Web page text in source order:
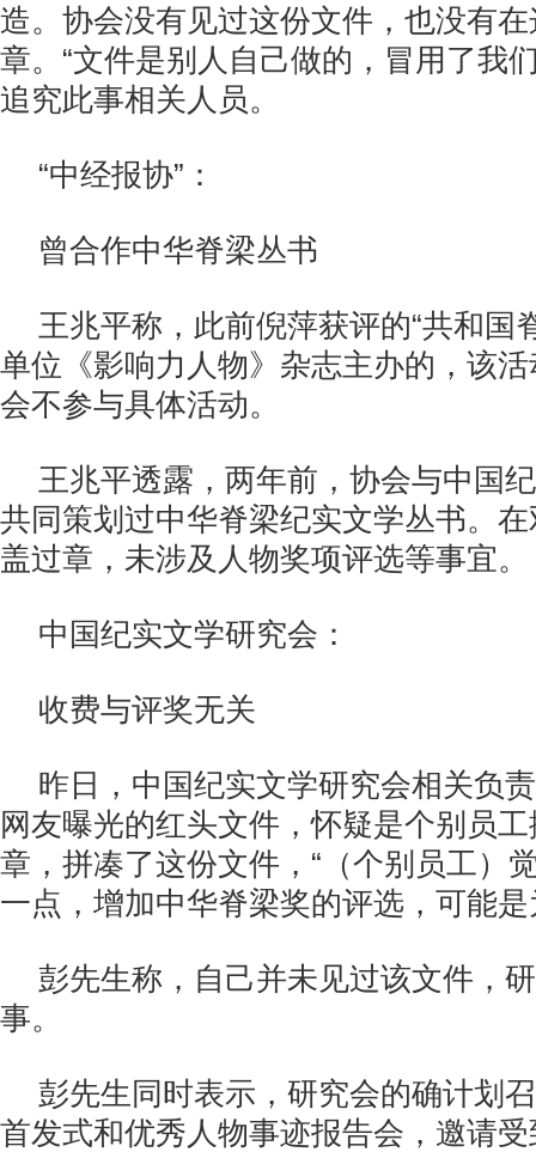
造。协会没有见过这份文件，也没有
章。“文件是别人自己做的，冒用了我
追究此事相关人员。
“中经报协”：
曾合作中华脊梁丛书
王兆平称，此前倪萍获评的“共和国
单位《影响力人物》杂志主办的，该
会不参与具体活动。
王兆平透露，两年前，协会与中国
共同策划过中华脊梁纪实文学丛书。
盖过章，未涉及人物奖项评选等事宜。
中国纪实文学研究会：
收费与评奖无关
昨日，中国纪实文学研究会相关负
网友曝光的红头文件，怀疑是个别员
章，拼凑了这份文件，“（个别员工）
一点，增加中华脊梁奖的评选，可能
彭先生称，自己并未见过该文件，
事。
彭先生同时表示，研究会的确计划
首发式和优秀人物事迹报告会，邀请